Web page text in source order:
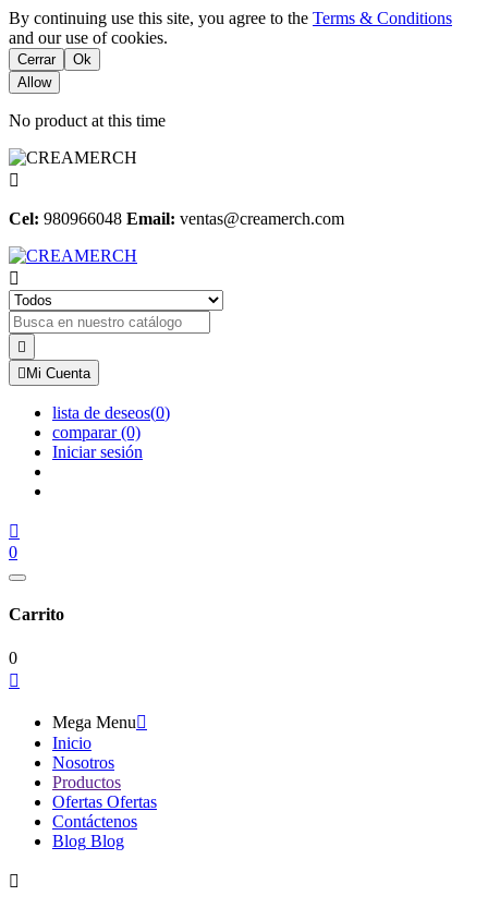
By continuing use this site, you agree to the Terms & Conditions
and our use of cookies.
Cerrar
Ok
Allow
No product at this time

Cel: 980966048 Email: ventas@creamerch.com


 Mi Cuenta
lista de deseos(0)
comparar(0)
Iniciar sesión

0
Carrito
0

Mega Menu
Inicio
Nosotros
Productos
Ofertas Ofertas
Contáctenos
Blog Blog
